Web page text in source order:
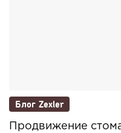
Блог Zexler
Продвижение